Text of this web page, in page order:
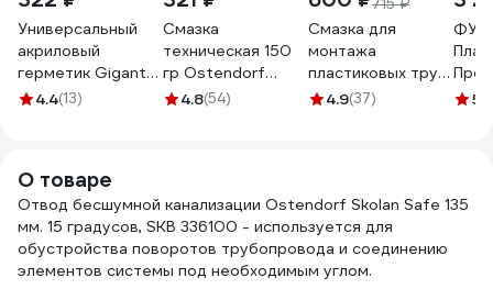
Универсальный
акриловый
герметик Gigant
белый, 280 мл
4.4(13)
Смазка
техническая 150
гр Ostendorf
881800
4.8(54)
715 ₽
Смазка для
монтажа
пластиковых труб
системы
8111
4.9(37)
ФУМ
5
О товаре
Отвод бесшумной канализации Ostendorf Skolan Safe 135
мм. 15 градусов, SKB 336100 - используется для
обустройства поворотов трубопровода и соединению
элементов системы под необходимым углом.